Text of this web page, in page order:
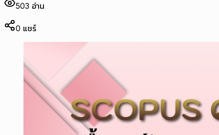
503 อ่าน
0 แชร์